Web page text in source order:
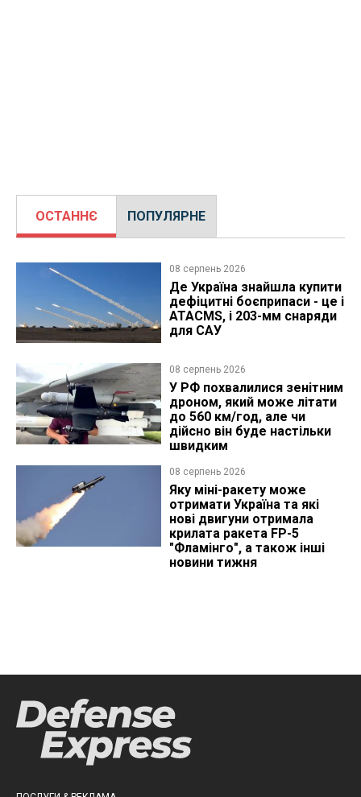
ОСТАННЄ ПОПУЛЯРНЕ
08 серпень 2026
Де Україна знайшла купити
дефіцитні боєприпаси - це і
ATACMS, і 203-мм снаряди
для САУ
08 серпень 2026
У РФ похвалилися зенітним
дроном, який може літати
до 560 км/год, але чи
дійсно він буде настільки
швидким
08 серпень 2026
Яку міні-ракету може
отримати Україна та які
нові двигуни отримала
крилата ракета FP-5
"Фламінго", а також інші
новини тижня